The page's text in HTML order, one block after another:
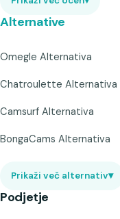
Alternative
Omegle Alternativa
Chatroulette Alternativa
Camsurf Alternativa
BongaCams Alternativa
Prikaži več alternativ▾
Podjetje